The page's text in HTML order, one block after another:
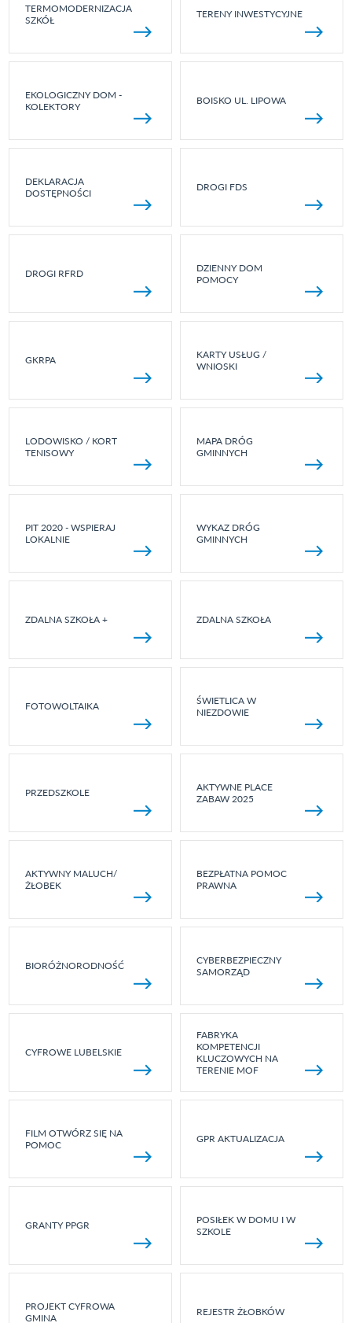
TERMOMODERNIZACJA
SZKÓŁ
TERENY INWESTYCYJNE
EKOLOGICZNY DOM -
KOLEKTORY
BOISKO UL. LIPOWA
DEKLARACJA
DOSTĘPNOŚCI
DROGI FDS
DROGI RFRD
DZIENNY DOM
POMOCY
GKRPA
KARTY USŁUG /
WNIOSKI
LODOWISKO / KORT
TENISOWY
MAPA DRÓG
GMINNYCH
PIT 2020 - WSPIERAJ
LOKALNIE
WYKAZ DRÓG
GMINNYCH
ZDALNA SZKOŁA + ZDALNA SZKOŁA
FOTOWOLTAIKA
ŚWIETLICA W
NIEZDOWIE
PRZEDSZKOLE
AKTYWNE PLACE
ZABAW 2025
AKTYWNY MALUCH/
ŻŁOBEK
BEZPŁATNA POMOC
PRAWNA
BIORÓŻNORODNOŚĆ
CYBERBEZPIECZNY
SAMORZĄD
CYFROWE LUBELSKIE
FABRYKA
KOMPETENCJI
KLUCZOWYCH NA
TERENIE MOF
FILM OTWÓRZ SIĘ NA
POMOC
GPR AKTUALIZACJA
GRANTY PPGR
POSIŁEK W DOMU I W
SZKOLE
PROJEKT CYFROWA
GMINA
REJESTR ŻŁOBKÓW